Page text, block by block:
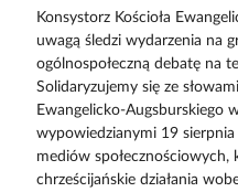
Konsystorz Kościoła
uwagą śledzi wydarzenia na
ogólnospołeczną debatę na
Solidaryzujemy się ze
Ewangelicko-Augsburskiego
wypowiedzianymi 19
mediów społecznościowych,
chrześcijańskie działania